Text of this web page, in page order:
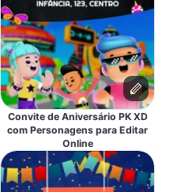
Convite de Aniversário PK XD
com Personagens para Editar
Online